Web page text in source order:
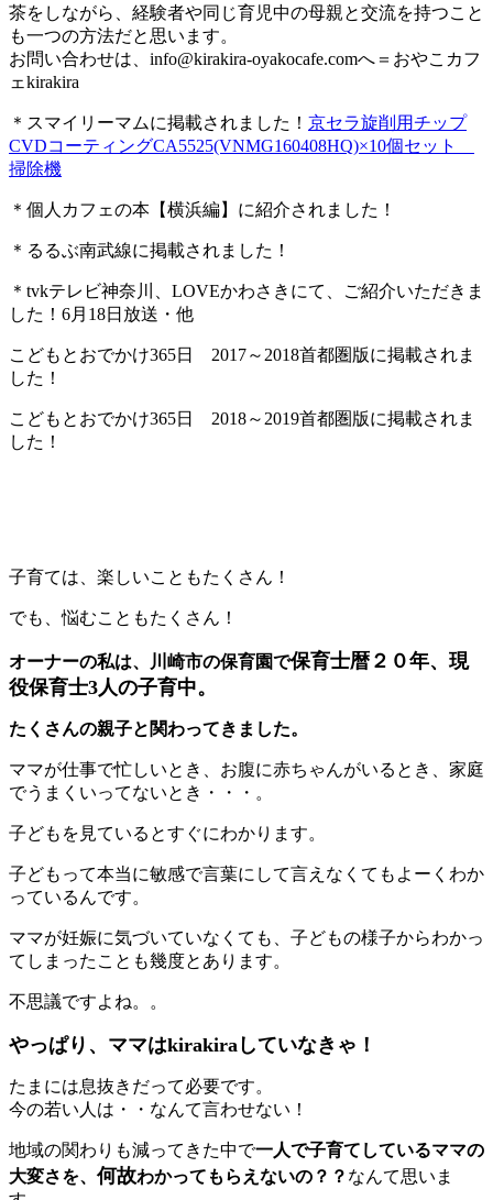
茶をしながら、経験者や同じ育児中の母親と交流を持つこと
も一つの方法だと思います。
お問い合わせは、 info@kirakira-oyakocafe.comへ＝おやこカフ
ェkirakira
＊スマイリーマムに掲載されました！ 京セラ旋削用チップ
CVDコーティングCA5525(VNMG160408HQ)×10個セット
掃除機
＊個人カフェの本【横浜編】に紹介されました！
＊るるぶ南武線に掲載されました！
＊tvkテレビ神奈川、LOVEかわさきにて、ご紹介いただきま
した！6月18日放送・他
こどもとおでかけ365日 2017～2018首都圏版に掲載されま
した！
こどもとおでかけ365日 2018～2019首都圏版に掲載されま
した！
子育ては、楽しいこともたくさん！
でも、悩むこともたくさん！
オーナーの私は、川崎市の保育園で保育士暦２０年、現
役保育士3人の子育中。
たくさんの親子と関わってきました。
ママが仕事で忙しいとき、お腹に赤ちゃんがいるとき、家庭
でうまくいってないとき・・・。
子どもを見ているとすぐにわかります。
子どもって本当に敏感で言葉にして言えなくてもよーくわか
っているんです。
ママが妊娠に気づいていなくても、子どもの様子からわかっ
てしまったことも幾度とあります。
不思議ですよね。。
やっぱり、ママはkirakiraしていなきゃ！
たまには息抜きだって必要です。
今の若い人は・・なんて言わせない！
地域の関わりも減ってきた中で一人で子育てしているママの
大変さを、 何故わかってもらえないの？？ なんて思いま